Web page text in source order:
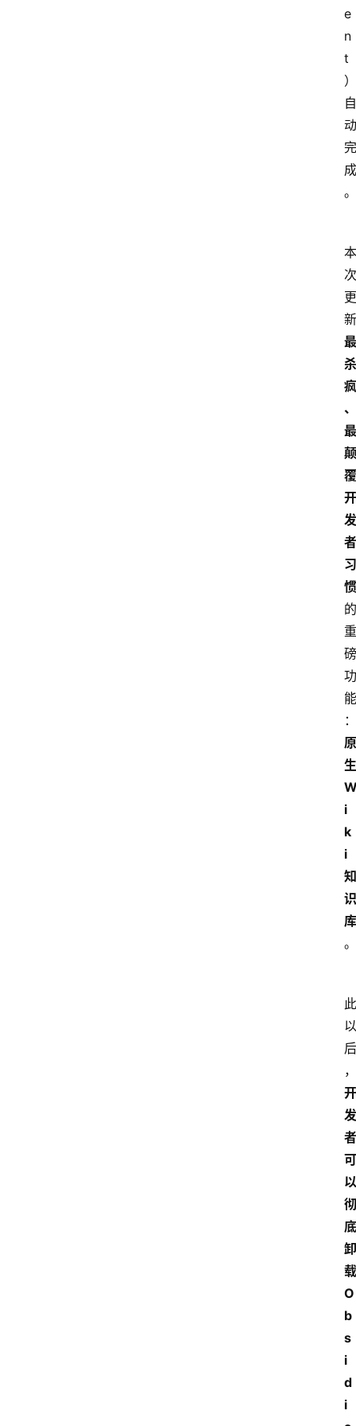
e
n
t
）
自
动
完
成
。
本
次
更
新
最
杀
疯
、
最
颠
覆
开
发
者
习
惯
的
重
磅
功
能
：
原
生
i
k
i
知
识
库
。
此
以
后
，
开
发
者
可
以
彻
底
卸
载
O
b
s
i
d
i